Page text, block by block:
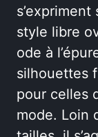
style libre
ode à
silhouettes
pour celles
mode. Loin